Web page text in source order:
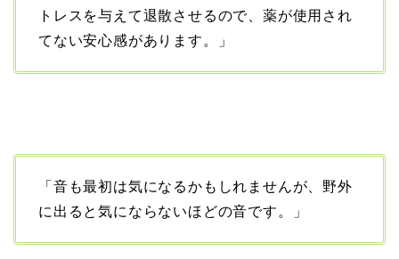
トレスを与えて退散させるので、薬が使用され
てない安心感があります。」
「音も最初は気になるかもしれませんが、野外
に出ると気にならないほどの音です。」